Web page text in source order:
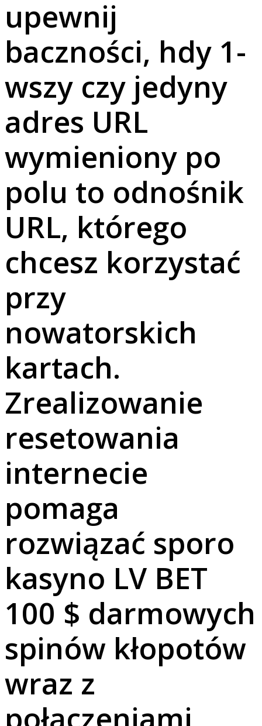
upewnij
baczności, hdy 1-
wszy czy jedyny
adres URL
wymieniony po
polu to odnośnik
URL, którego
chcesz korzystać
przy
nowatorskich
kartach.
Zrealizowanie
resetowania
internecie
pomaga
rozwiązać sporo
kasyno LV BET
100 $ darmowych
spinów kłopotów
wraz z